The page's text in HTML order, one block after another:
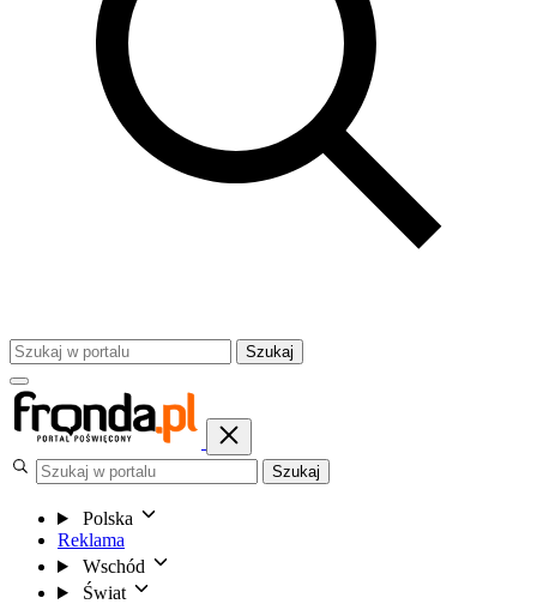
Szukaj
Szukaj
Polska
Reklama
Wschód
Świat